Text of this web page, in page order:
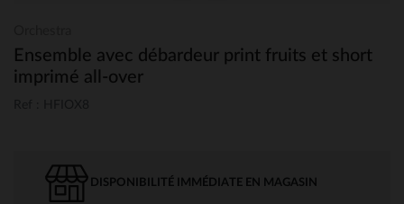
Ensemble avec débardeur print fruits et short
imprimé all-over
DISPONIBILITÉ IMMÉDIATE EN MAGASIN